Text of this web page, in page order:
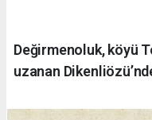
Değirmenoluk, köyü
uzanan